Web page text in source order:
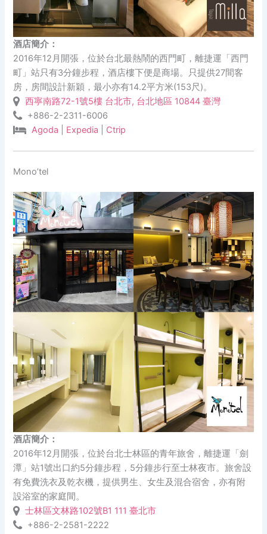
酒店簡介：
2016年12月開張，位於台北最熱鬧的西門町，離捷運「西門
町」站只有3分鐘步程，酒店樓下便是商場。只提供27間客
房，房間設計新穎，最小亦有14.2平方米(153尺)。
西寧南路72-1號5樓 台北市, 台北地區 10844 臺灣
+886-2-2311-6006
Agoda
Expedia Ctrip
Mono’tel
酒店簡介：
2016年12月開張，位於台北士林區的青年旅舍，離捷運「劍
潭」站1號出口約5分鐘步程，5分鐘步行至士林夜市。旅舍設
有免費洗衣及乾衣機，提供男生、女生及混合宿舍，亦有附
設浴室的家庭間。
士林區文林路102號B1 111 臺北市
+886-2-2581-2222